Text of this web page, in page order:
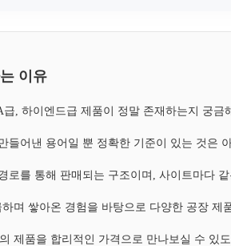
이유
, 하이엔드급 제품이 정말 존재하는지 궁금
들어낸 용어일 뿐 정확한 기준이 있는 것은
를 통해 판매되는 구조이며, 사이트마다
며 쌓아온 경험을 바탕으로 다양한 공장
제품을 합리적인 가격으로 만나보실 수 있